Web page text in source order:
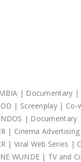
| Documentary
| Screenplay | Co-
|
| Cinema
| Viral Web Series
WUNDE | TV and